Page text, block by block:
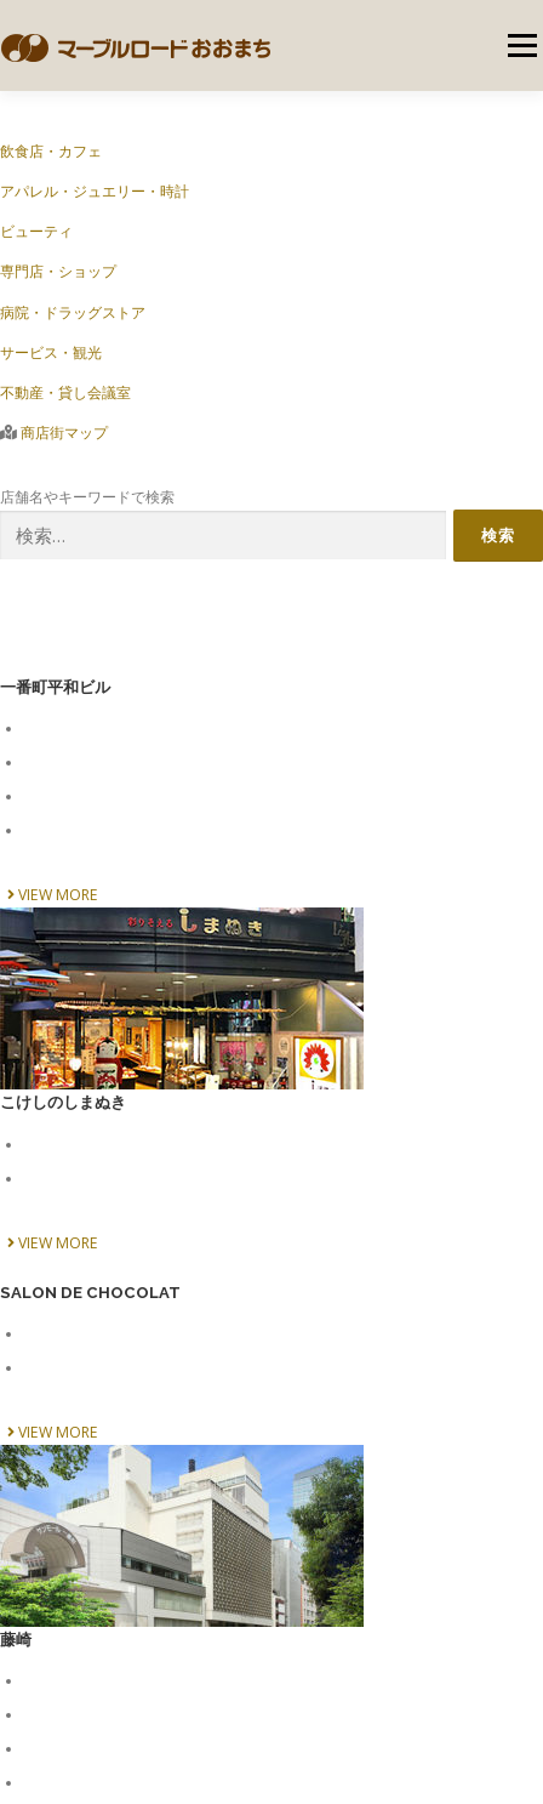
ン
テ
ス
ッ
プ
メニ
マーブルロードおおまちとは
飲食店・カフェ
アパレル・ジュエリー・時計
ビューティ
専門店・ショップ
病院・ドラッグストア
サービス・観光
不動産・貸し会議室
商店街マップ
店舗名やキーワードで検索
索:
一番町平和ビル
VIEW MORE
こけしのしまぬき
VIEW MORE
SALON DE CHOCOLAT
VIEW MORE
藤崎